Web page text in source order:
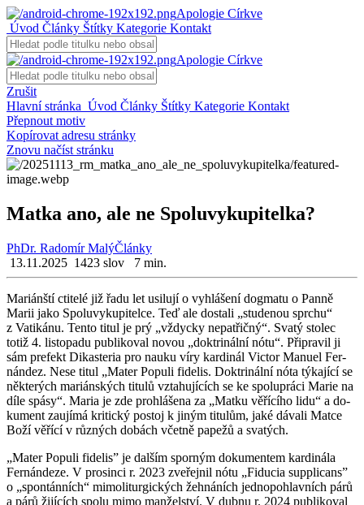
Apologie Církve
Úvod Články Štítky Kategorie Kontakt
Apologie Církve
Zrušit
Hlavní stránka Úvod Články Štítky Kategorie Kontakt
Přepnout motiv
Kopírovat adresu stránky
Znovu načíst stránku
Matka ano, ale ne Spoluvykupitelka?
PhDr. Radomír MalýČlánky
13.11.2025 1423 slov 7 min.
Ma­ri­án­ští cti­te­lé již řadu let usi­lu­jí o vy­hlá­še­ní dogma­tu o Panně
Marii jako Spo­lu­vy­ku­pi­tel­ce. Teď ale do­sta­li „stu­de­nou sprchu“
z Va­ti­ká­nu. Tento titul je prý „vždyc­ky ne­pa­t­řič­ný“. Svatý sto­lec
totiž 4. lis­to­pa­du pu­b­li­ko­val novou „dok­tri­nál­ní nótu“. Při­pra­vil ji
sám pre­fekt Di­kas­te­ria pro nauku víry kar­di­nál Vic­tor Ma­nu­el Fer­
nán­dez. Nese titul „Mater Po­pu­li fi­de­lis. Dok­tri­nál­ní nóta tý­ka­jí­cí se
ně­kte­rých ma­ri­án­ských ti­tu­lů vzta­hu­jí­cích se ke spo­lu­prá­ci Marie na
díle spásy“. Maria je zde pro­hlá­še­na za „Matku vě­ří­cí­ho lidu“ a do­
ku­ment za­u­jí­má kri­tic­ký po­stoj k jiným ti­tu­lům, jaké dá­va­li Matce
Boží vě­ří­cí v růz­ných do­bách včet­ně pa­pe­žů a sva­tých.
„Mater Po­pu­li fi­de­lis” je dal­ším spor­ným do­ku­men­tem kar­di­ná­la
Fer­nán­de­ze. V pro­sin­ci r. 2023 zve­řej­nil nótu „Fi­du­cia sup­pli­cans”
o „spon­tán­ních“ mi­mo­li­tur­gic­kých žeh­ná­ních jed­no­po­hlav­ních párů
a párů ži­jí­cích spolu mimo man­žel­ství. V dubnu r. 2024 pu­b­li­ko­val